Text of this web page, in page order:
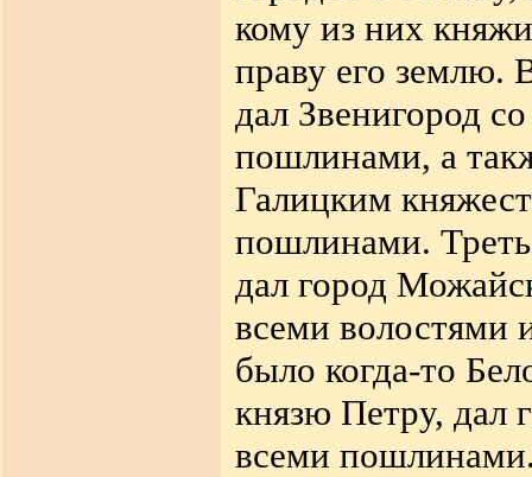
кому из них
праву его
дал Звенигород
пошлинами, а
Галицким
пошлинами.
дал город
всеми волостями
было когда-то
князю Петру, дал
всеми